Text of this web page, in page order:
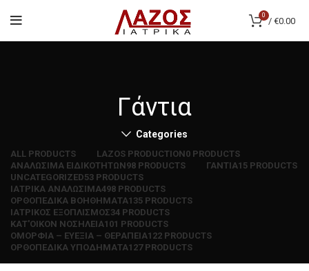
0
/ €0.00
Γάντια
Categories
ALL PRODUCTS LAZOS PRODUCTION0 PRODUCTS
ΑΝΑΛΩΣΙΜΑ ΕΙΔΙΚΟΤΗΤΩΝ98 PRODUCTS ΓΑΝΤΙΑ15 PRODUCTS
UNCATEGORIZED53 PRODUCTS
ΙΑΤΡΙΚΑ ΑΝΑΛΩΣΙΜΑ498 PRODUCTS
ΟΡΘΟΠΕΔΙΚΑ ΒΟΗΘΗΜΑΤΑ135 PRODUCTS
ΙΑΤΡΙΚΟΣ ΕΞΟΠΛΙΣΜΟΣ34 PRODUCTS
ΚΑΤ'ΟΙΚΟΝ ΝΟΣΗΛΕΙΑ101 PRODUCTS
ΟΜΟΡΦΙΑ – ΕΥΕΞΙΑ – ΘΕΡΑΠΕΙΑ122 PRODUCTS
ΟΡΘΟΠΕΔΙΚΑ ΥΠΟΔΗΜΑΤΑ127 PRODUCTS